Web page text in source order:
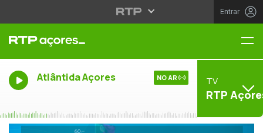
Entrar
Atlântida Açores NO AR TV
RTP